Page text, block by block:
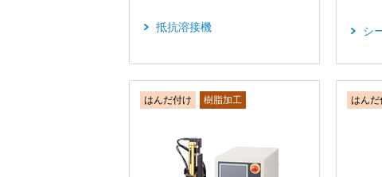
抵抗溶接機 シ
はんだ付け 樹脂加工 はんだ